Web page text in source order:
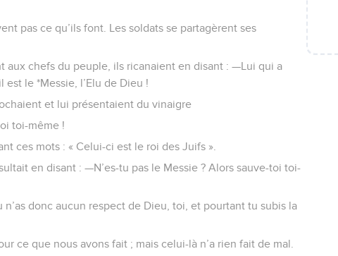
pas ce qu’ils font. Les soldats se partagèrent ses
aux chefs du peuple, ils ricanaient en disant : —Lui qui a
est le *Messie, l’Elu de Dieu !
et lui présentaient du vinaigre
toi-même !
ces mots : « Celui-ci est le roi des Juifs ».
en disant : —N’es-tu pas le Messie ? Alors sauve-toi toi-
donc aucun respect de Dieu, toi, et pourtant tu subis la
ce que nous avons fait ; mais celui-là n’a rien fait de mal.